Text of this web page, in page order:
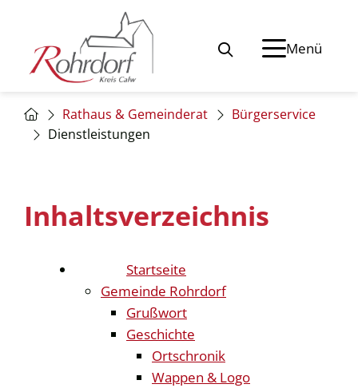
Menü
Rathaus & Gemeinderat
Bürgerservice
Dienstleistungen
Inhaltsverzeichnis
Startseite
Gemeinde Rohrdorf
Grußwort
Geschichte
Ortschronik
Wappen & Logo